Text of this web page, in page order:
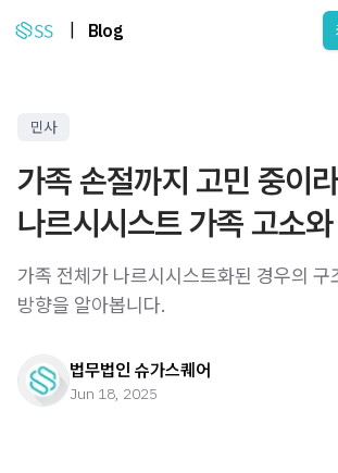
Blog
민사
가족 손절까지 고민 중이
나르시시스트 가족 고소
가족 전체가 나르시시스트화된 경우의 구
방향을 알아봅니다.
법무법인 슈가스퀘어
Jun 18, 2025